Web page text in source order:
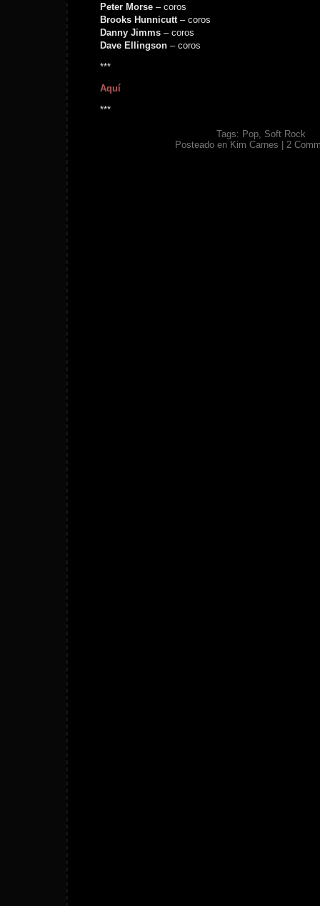
Peter Morse – coros
Brooks Hunnicutt – coros
Danny Jimms – coros
Dave Ellingson – coros
***
Aquí
***
Tags: Pop, Soft Rock
Posteado en Kim Carnes 2